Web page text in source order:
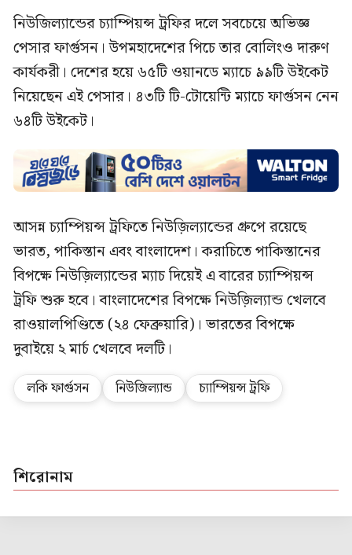
নিউজিল্যান্ডের চ্যাম্পিয়ন্স ট্রফির দলে সবচেয়ে অভিজ্ঞ
পেসার ফার্গুসন। উপমহাদেশের পিচে তার বোলিংও দারুণ
কার্যকরী। দেশের হয়ে ৬৫টি ওয়ানডে ম্যাচে ৯৯টি উইকেট
নিয়েছেন এই পেসার। ৪৩টি টি-টোয়েন্টি ম্যাচে ফার্গুসন নেন
৬৪টি উইকেট।
আসন্ন চ্যাম্পিয়ন্স ট্রফিতে নিউজ়িল্যান্ডের গ্রুপে রয়েছে
ভারত, পাকিস্তান এবং বাংলাদেশ। করাচিতে পাকিস্তানের
বিপক্ষে নিউজ়িল্যান্ডের ম্যাচ দিয়েই এ বারের চ্যাম্পিয়ন্স
ট্রফি শুরু হবে। বাংলাদেশের বিপক্ষে নিউজ়িল্যান্ড খেলবে
রাওয়ালপিণ্ডিতে (২৪ ফেব্রুয়ারি)। ভারতের বিপক্ষে
দুবাইয়ে ২ মার্চ খেলবে দলটি।
লকি ফার্গুসন নিউজিল্যান্ড চ্যাম্পিয়ন্স ট্রফি
শিরোনাম